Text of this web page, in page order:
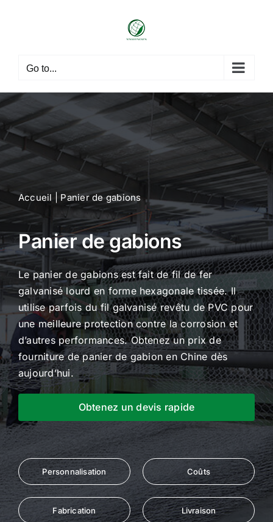
Go to...
Accueil | Panier de gabions
Panier de gabions
Le panier de gabions est fait de fil de fer
galvanisé lourd en forme hexagonale tissée. Il
utilise parfois du fil galvanisé revêtu de PVC pour
une meilleure protection contre la corrosion et
d’autres performances. Obtenez un prix de
fourniture de panier de gabion en Chine dès
aujourd’hui.
Obtenez un devis rapide
Personnalisation Coûts
Fabrication Livraison